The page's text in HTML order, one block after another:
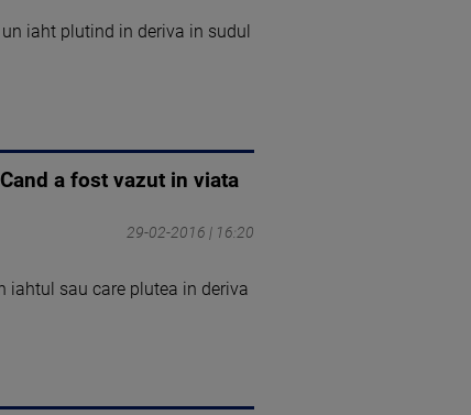
iaht plutind in deriva in sudul
a fost vazut in viata
29-02-2016 | 16:20
iahtul sau care plutea in deriva